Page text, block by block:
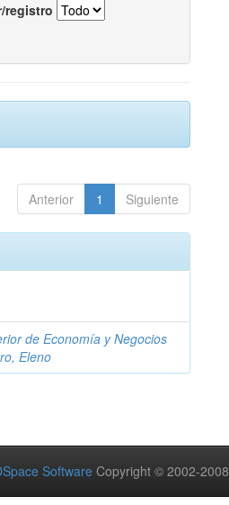
registro
Anterior 1 Siguiente
de Economía y Negocios
Eleno
Software Copyright © 2002-2008